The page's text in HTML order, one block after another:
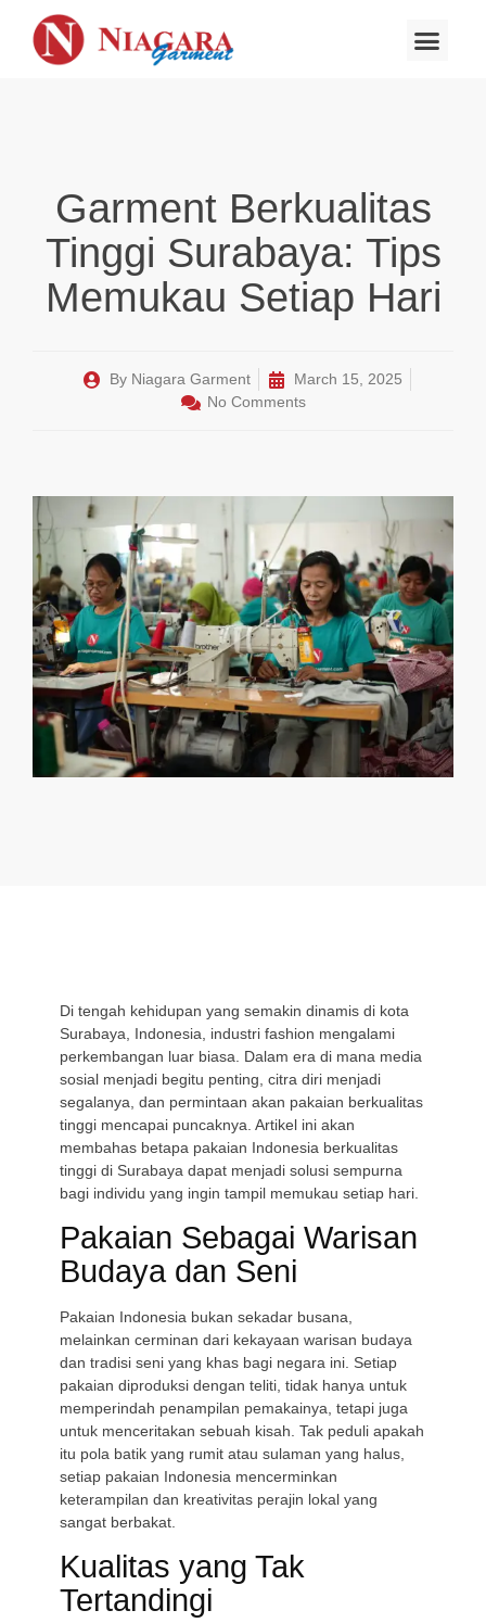
Garment Berkualitas
Tinggi Surabaya: Tips
Memukau Setiap Hari
ByNiagara Garment
March 15, 2025
No Comments
Di tengah kehidupan yang semakin dinamis di kota
Surabaya, Indonesia, industri fashion mengalami
perkembangan luar biasa. Dalam era di mana media
sosial menjadi begitu penting, citra diri menjadi
segalanya, dan permintaan akan pakaian berkualitas
tinggi mencapai puncaknya. Artikel ini akan
membahas betapa pakaian Indonesia berkualitas
tinggi di Surabaya dapat menjadi solusi sempurna
bagi individu yang ingin tampil memukau setiap hari.
Pakaian Sebagai Warisan
Budaya dan Seni
Pakaian Indonesia bukan sekadar busana,
melainkan cerminan dari kekayaan warisan budaya
dan tradisi seni yang khas bagi negara ini. Setiap
pakaian diproduksi dengan teliti, tidak hanya untuk
memperindah penampilan pemakainya, tetapi juga
untuk menceritakan sebuah kisah. Tak peduli apakah
itu pola batik yang rumit atau sulaman yang halus,
setiap pakaian Indonesia mencerminkan
keterampilan dan kreativitas perajin lokal yang
sangat berbakat.
Kualitas yang Tak
Tertandingi